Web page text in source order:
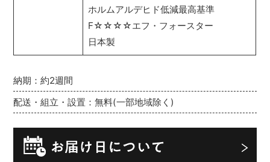
納期：約2週間
配送・組立・設置：無料(一部地域除く)
ホルムアルデヒド低減最高基準
F☆☆☆☆エフ・フォースター
日本製